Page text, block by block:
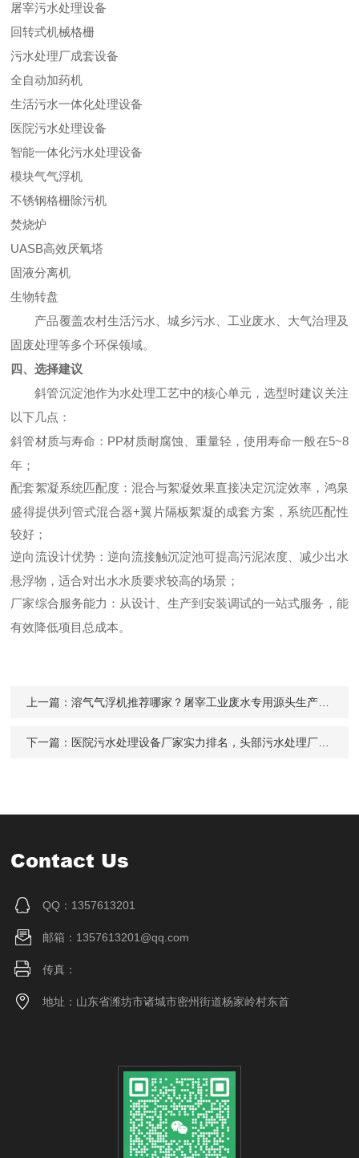
屠宰污水处理设备
回转式机械格栅
污水处理厂成套设备
全自动加药机
生活污水一体化处理设备
医院污水处理设备
智能一体化污水处理设备
模块气气浮机
不锈钢格栅除污机
焚烧炉
UASB高效厌氧塔
固液分离机
生物转盘
产品覆盖农村生活污水、城乡污水、工业废水、大气治理及
固废处理等多个环保领域。
四、选择建议
斜管沉淀池作为水处理工艺中的核心单元，选型时建议关注
以下几点：
斜管材质与寿命：PP材质耐腐蚀、重量轻，使用寿命一般在5~8
年；
配套絮凝系统匹配度：混合与絮凝效果直接决定沉淀效率，鸿泉
盛得提供列管式混合器+翼片隔板絮凝的成套方案，系统匹配性
较好；
逆向流设计优势：逆向流接触沉淀池可提高污泥浓度、减少出水
悬浮物，适合对出水水质要求较高的场景；
厂家综合服务能力：从设计、生产到安装调试的一站式服务，能
有效降低项目总成本。
上一篇：溶气气浮机推荐哪家？屠宰工业废水专用源头生产企业盘点
下一篇： 医院污水处理设备厂家实力排名，头部污水处理厂设备企业与良好供应商推荐
Contact Us
QQ：1357613201
邮箱：1357613201@qq.com
传真：
地址：山东省潍坊市诸城市密州街道杨家岭村东首